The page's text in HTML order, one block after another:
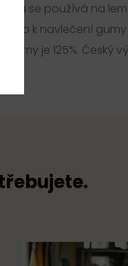
se používá na
k navlečení
gumy je 125%. Český